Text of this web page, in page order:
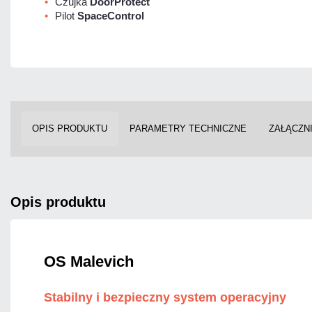
Pilot SpaceControl
OPIS PRODUKTU PARAMETRY TECHNICZNE
opis produktu
OS Malevich
Stabilny i bezpieczny system operacyjny